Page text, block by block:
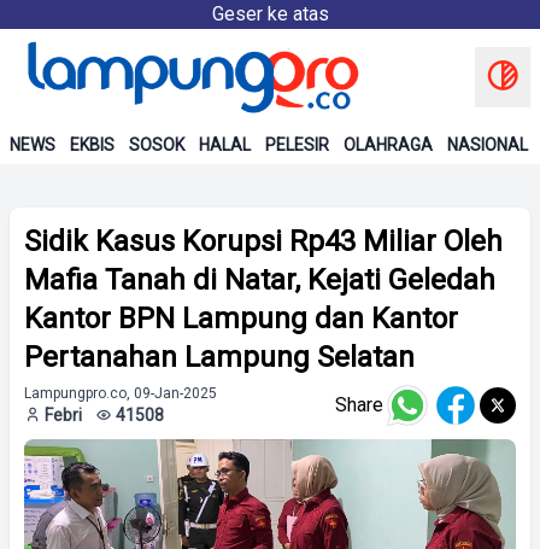
Geser ke atas
NEWS EKBIS SOSOK HALAL PELESIR OLAHRAGA NASIONAL
Sidik Kasus Korupsi Rp43 Miliar Oleh
Mafia Tanah di Natar, Kejati Geledah
Kantor BPN Lampung dan Kantor
Pertanahan Lampung Selatan
Lampungpro.co, 09-Jan-2025
Febri 41508 Share